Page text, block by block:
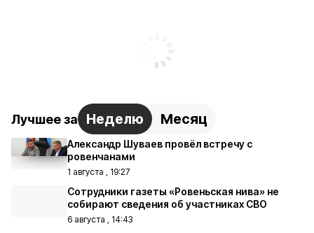
Лучшее за Неделю Месяц
Александр Шуваев провёл встречу с
ровенчанами
1 августа , 19:27
Сотрудники газеты «Ровеньская нива» не
собирают сведения об участниках СВО
6 августа , 14:43